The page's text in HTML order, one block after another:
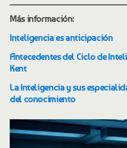
Más información:
Inteligencia es anticipación
Antecedentes del Ciclo de
Kent
La Inteligencia y sus
del conocimiento